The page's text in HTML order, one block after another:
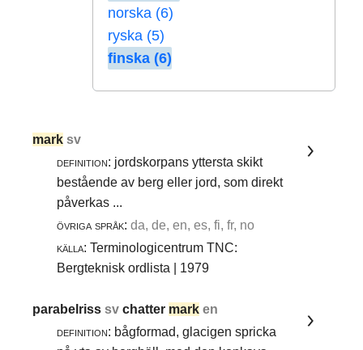
norska (6)
ryska (5)
finska (6)
mark sv
definition: jordskorpans yttersta skikt
bestående av berg eller jord, som direkt
påverkas ...
övriga språk: da, de, en, es, fi, fr, no
källa: Terminologicentrum TNC:
Bergteknisk ordlista | 1979
parabelrisssvchatter mark en
definition: bågformad, glacigen spricka